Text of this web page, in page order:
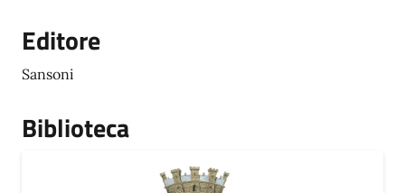
Editore
Sansoni
Biblioteca